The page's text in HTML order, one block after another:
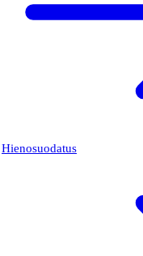
Hienosuodatus